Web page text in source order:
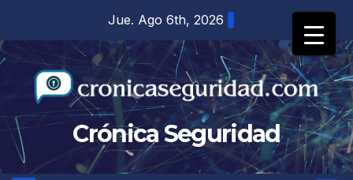
contenido
Jue. Ago 6th, 2026
Crónica Seguridad